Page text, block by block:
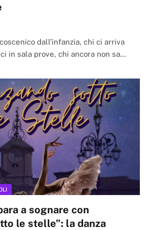
dall’infanzia, chi ci arriva
in sala prove, chi ancora non sa…
a sognare con
le stelle”: la danza